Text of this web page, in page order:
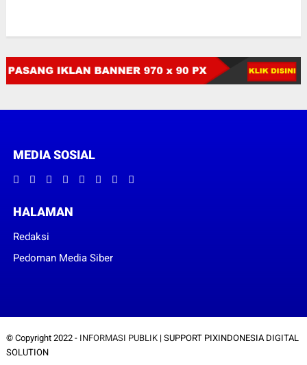
MEDIA SOSIAL
HALAMAN
Redaksi
Pedoman Media Siber
© Copyright 2022 - INFORMASI PUBLIK| SUPPORT PIXINDONESIA DIGITAL
SOLUTION